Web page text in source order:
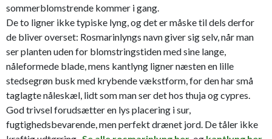
sommerblomstrende kommer i gang.
De to ligner ikke typiske lyng, og det er måske til dels derfor
de bliver overset: Rosmarinlyngs navn giver sig selv, når man
ser planten uden for blomstringstiden med sine lange,
nåleformede blade, mens kantlyng ligner næsten en lille
stedsegrøn busk med krybende vækstform, for den har små
taglagte nåleskæl, lidt som man ser det hos thuja og cypres.
God trivsel forudsætter en lys placering i sur,
fugtighedsbevarende, men perfekt drænet jord. De tåler ikke